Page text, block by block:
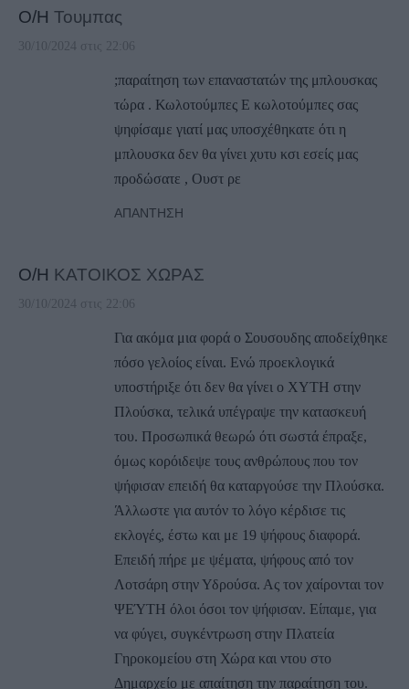
Ο/Η Τουμπας
30/10/2024 στις 22:06
;παραίτηση των επαναστατών της μπλουσκας
τώρα . Κωλοτούμπες Ε κωλοτούμπες σας
ψηφίσαμε γιατί μας υποσχέθηκατε ότι η
μπλουσκα δεν θα γίνει χυτυ κσι εσείς μας
προδώσατε , Ουστ ρε
ΑΠΆΝΤΗΣΗ
Ο/Η ΚΑΤΟΙΚΟΣ ΧΩΡΑΣ
30/10/2024 στις 22:06
Για ακόμα μια φορά ο Σουσουδης αποδείχθηκε
πόσο γελοίος είναι. Ενώ προεκλογικά
υποστήριξε ότι δεν θα γίνει ο ΧΥΤΗ στην
Πλούσκα, τελικά υπέγραψε την κατασκευή
του. Προσωπικά θεωρώ ότι σωστά έπραξε,
όμως κορόιδεψε τους ανθρώπους που τον
ψήφισαν επειδή θα καταργούσε την Πλούσκα.
Άλλωστε για αυτόν το λόγο κέρδισε τις
εκλογές, έστω και με 19 ψήφους διαφορά.
Επειδή πήρε με ψέματα, ψήφους από τον
Λοτσάρη στην Υδρούσα. Ας τον χαίρονται τον
ΨΕΎΤΗ όλοι όσοι τον ψήφισαν. Είπαμε, για
να φύγει, συγκέντρωση στην Πλατεία
Γηροκομείου στη Χώρα και ντου στο
Δημαρχείο με απαίτηση την παραίτηση του.